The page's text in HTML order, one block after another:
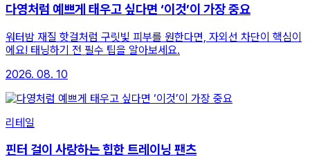
다영처럼 예쁘게 태우고 싶다면 ‘이것’이 가장 중요
워터밤 재질 핫걸처럼 구릿빛 피부를 원한다면, 자외선 차단이 핵심이
에요! 태닝하기 전 필수 팁을 알아보세요.
2026. 08. 10
리테일
핀터 걸이 사랑하는 힙한 트레이닝 팬츠